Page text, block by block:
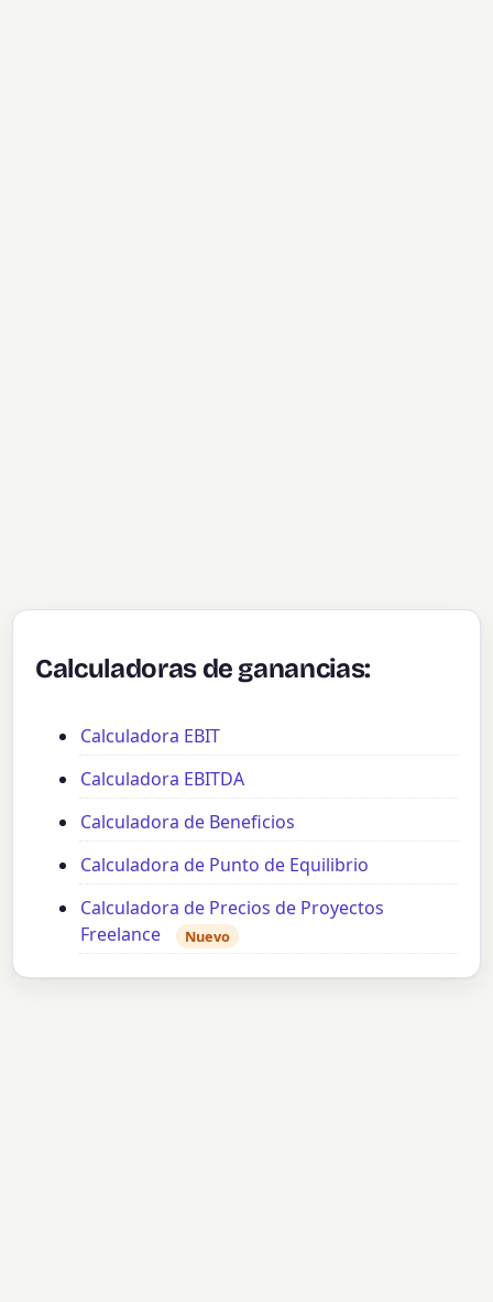
Calculadoras de ganancias:
Calculadora EBIT
Calculadora EBITDA
Calculadora de Beneficios
Calculadora de Punto de Equilibrio
Calculadora de Precios de Proyectos
Freelance
Nuevo